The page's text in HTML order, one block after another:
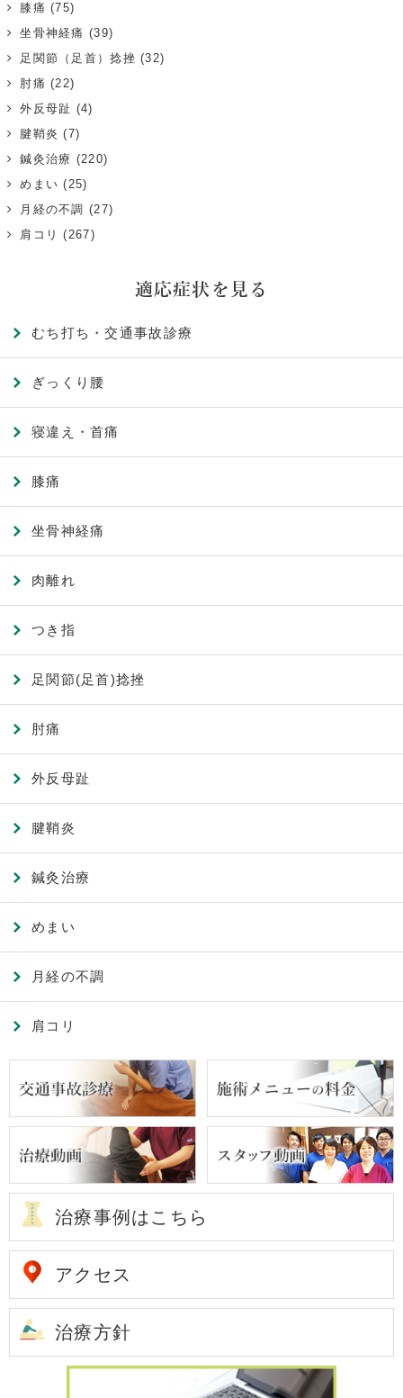
膝痛 (75)
坐骨神経痛 (39)
足関節（足首）捻挫 (32)
肘痛 (22)
外反母趾 (4)
腱鞘炎 (7)
鍼灸治療 (220)
めまい (25)
月経の不調 (27)
肩コリ (267)
適応症状を見る
むち打ち・交通事故診療
ぎっくり腰
寝違え・首痛
膝痛
坐骨神経痛
肉離れ
つき指
足関節(足首)捻挫
肘痛
外反母趾
腱鞘炎
鍼灸治療
めまい
月経の不調
肩コリ
治療事例はこちら
アクセス
治療方針